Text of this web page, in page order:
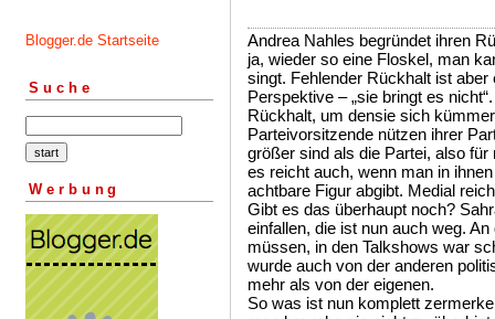
Blogger.de Startseite
Suche
Werbung
Andrea Nahles begründet ihren
ja, wieder so eine Floskel, man
singt. Fehlender Rückhalt ist
Perspektive – „sie bringt es
Rückhalt, um densie sich
Parteivorsitzende nützen ihrer
größer sind als die Partei, also
es reicht auch, wenn man in
achtbare Figur abgibt. Medial
Gibt es das überhaupt noch?
einfallen, die ist nun auch weg.
müssen, in den Talkshows war
wurde auch von der anderen
mehr als von der eigenen.
So was ist nun komplett